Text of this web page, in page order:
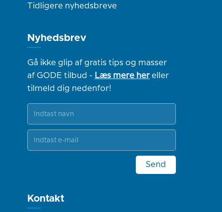
Tidligere nyhedsbreve
Nyhedsbrev
Gå ikke glip af gratis tips og masser
af GODE tilbud - Læs mere hereller
tilmeld dig nedenfor!
Send
Kontakt